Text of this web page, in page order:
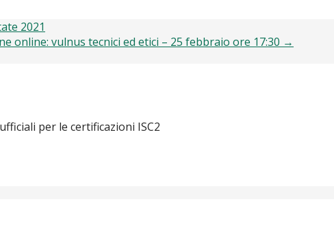
2021
online: vulnus tecnici ed etici – 25 febbraio ore 17:30 →
per le certificazioni ISC2